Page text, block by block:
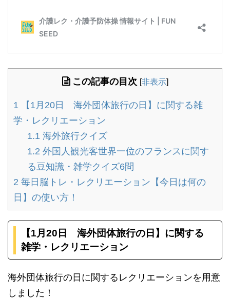
この記事の目次 [非表示]
1 【1月20日 海外団体旅行の日】に関する雑
学・レクリエーション
1.1 海外旅行クイズ
1.2 外国人観光客世界一位のフランスに関す
る豆知識・雑学クイズ6問
2 毎日脳トレ・レクリエーション【今日は何の
日】の使い方！
【1月20 日 海外団体旅行の日】に関する
雑学・レクリエーション
海外団体旅行の日に関するレクリエーションを用意
しました！